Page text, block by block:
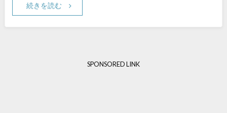
続きを読む
SPONSORED LINK